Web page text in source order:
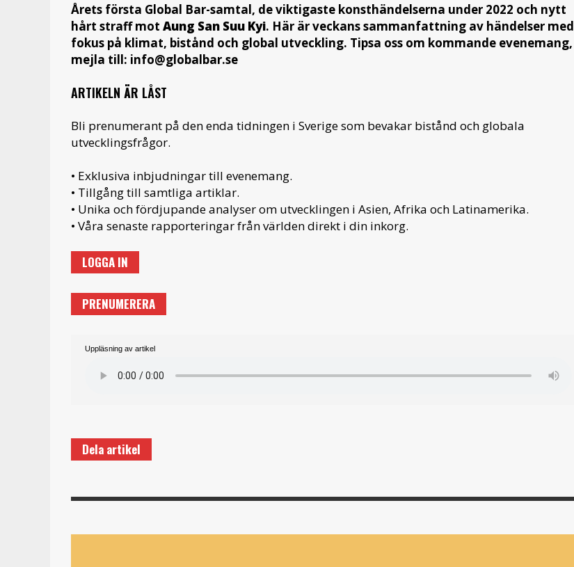
Årets första Global Bar-samtal, de viktigaste konsthändelserna under 2022 och nytt
hårt straff mot Aung San Suu Kyi. Här är veckans sammanfattning av händelser med
fokus på klimat, bistånd och global utveckling. Tipsa oss om kommande evenemang,
mejla till: info@globalbar.se
ARTIKELN ÄR LÅST
Bli prenumerant på den enda tidningen i Sverige som bevakar bistånd och globala
utvecklingsfrågor.
• Exklusiva inbjudningar till evenemang.
• Tillgång till samtliga artiklar.
• Unika och fördjupande analyser om utvecklingen i Asien, Afrika och Latinamerika.
• Våra senaste rapporteringar från världen direkt i din inkorg.
LOGGA IN
PRENUMERERA
Uppläsning av artikel
Dela artikel